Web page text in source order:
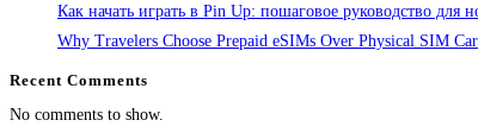
Как начать играть в Pin Up: пошаговое руководство для
Why Travelers Choose Prepaid eSIMs Over Physical SIM
Recent Comments
No comments to show.